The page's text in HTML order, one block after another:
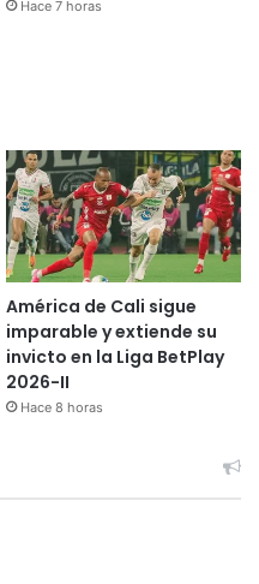
Hace 7 horas
América de Cali sigue
imparable y extiende su
invicto en la Liga BetPlay
2026-II
Hace 8 horas